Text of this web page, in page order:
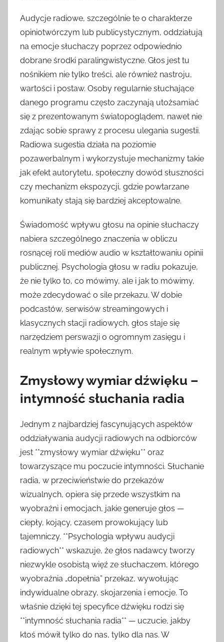
Audycje radiowe, szczególnie te o charakterze
opiniotwórczym lub publicystycznym, oddziałują
na emocje słuchaczy poprzez odpowiednio
dobrane środki paralingwistyczne. Głos jest tu
nośnikiem nie tylko treści, ale również nastroju,
wartości i postaw. Osoby regularnie słuchające
danego programu często zaczynają utożsamiać
się z prezentowanym światopoglądem, nawet nie
zdając sobie sprawy z procesu ulegania sugestii.
Radiowa sugestia działa na poziomie
pozawerbalnym i wykorzystuje mechanizmy takie
jak efekt autorytetu, społeczny dowód słuszności
czy mechanizm ekspozycji, gdzie powtarzane
komunikaty stają się bardziej akceptowalne.
Świadomość wpływu głosu na opinie słuchaczy
nabiera szczególnego znaczenia w obliczu
rosnącej roli mediów audio w kształtowaniu opinii
publicznej. Psychologia głosu w radiu pokazuje,
że nie tylko to, co mówimy, ale i jak to mówimy,
może zdecydować o sile przekazu. W dobie
podcastów, serwisów streamingowych i
klasycznych stacji radiowych, głos staje się
narzędziem perswazji o ogromnym zasięgu i
realnym wpływie społecznym.
Zmysłowy wymiar dźwięku –
intymność słuchania radia
Jednym z najbardziej fascynujących aspektów
oddziaływania audycji radiowych na odbiorców
jest **zmysłowy wymiar dźwięku** oraz
towarzyszące mu poczucie intymności. Słuchanie
radia, w przeciwieństwie do przekazów
wizualnych, opiera się przede wszystkim na
wyobraźni i emocjach, jakie generuje głos —
ciepły, kojący, czasem prowokujący lub
tajemniczy. **Psychologia wpływu audycji
radiowych** wskazuje, że głos nadawcy tworzy
niezwykle osobistą więź ze słuchaczem, którego
wyobraźnia „dopełnia” przekaz, wywołując
indywidualne obrazy, skojarzenia i emocje. To
właśnie dzięki tej specyfice dźwięku rodzi się
**intymność słuchania radia** — uczucie, jakby
ktoś mówił tylko do nas, tylko dla nas. W